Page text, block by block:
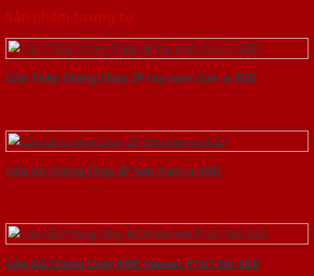
Sản phẩm tương tự
Cửa Thép Chống Cháy 2P tay nam Cửa-a-SGD
Cửa Gỗ Chống Cháy 2P Sơn Xám-a-SGD
Cửa Gỗ Chống Cháy MDF Veneer P1G1 Sồi-SGD